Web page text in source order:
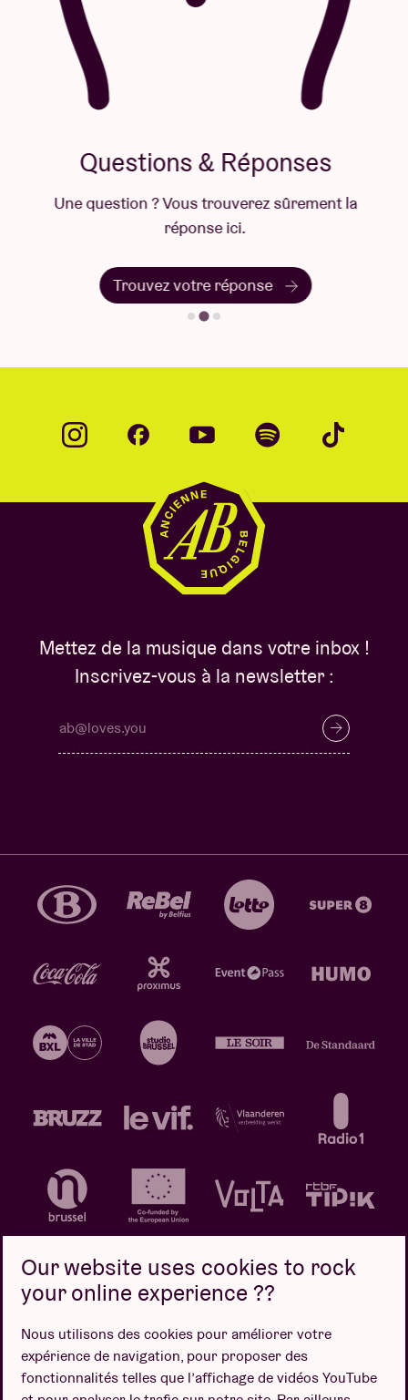
Questions & Réponses
Une question ? Vous trouverez sûrement la
réponse ici.
Trouvez votre réponse
Mettez de la musique dans votre inbox !
Inscrivez-vous à la newsletter :
Politique de confidentialité
Politique de cookies
Conditions de vente
Design par
Our website uses cookies to rock
your online experience ??
Nous utilisons des cookies pour améliorer votre
expérience de navigation, pour proposer des
fonctionnalités telles que l’affichage de vidéos YouTube